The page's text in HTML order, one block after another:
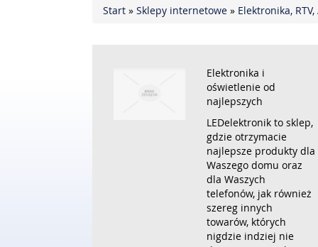
Start » Sklepy internetowe » Elektronika, RTV,
Elektronika i
oświetlenie od
najlepszych
LEDelektronik to sklep,
gdzie otrzymacie
najlepsze produkty dla
Waszego domu oraz
dla Waszych
telefonów, jak również
szereg innych
towarów, których
nigdzie indziej nie